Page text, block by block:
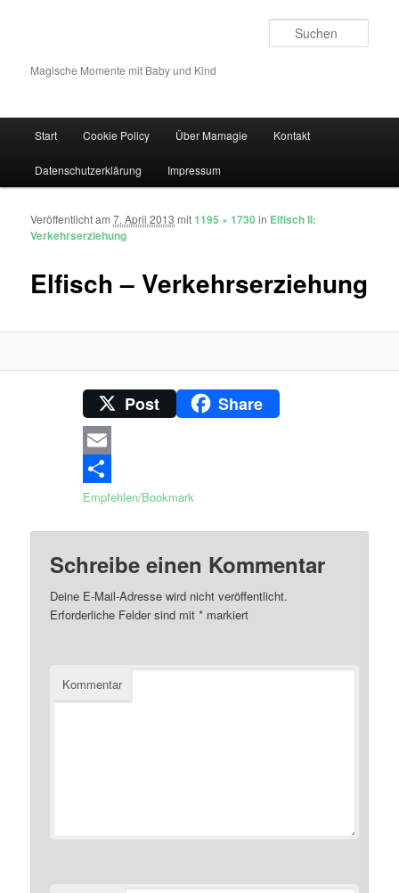
Magische Momente mit Baby und Kind
Zum Inhalt wechseln
Zum sekundären Inhalt wechseln
Start Cookie Policy Über Mamagie Kontakt
Datenschutzerklärung Impressum
Bilder-Navigation
Elfisch – Verkehrserziehung
Veröffentlicht am7. April 2013 mit1195 × 1730in Elfisch II:
Verkehrserziehung
Post Share
Email
Empfehlen/Bookmark
Schreibe einen Kommentar
Deine E-Mail-Adresse wird nicht veröffentlicht.
Erforderliche Felder sind mit* markiert
Kommentar